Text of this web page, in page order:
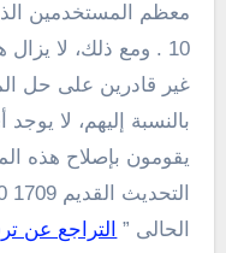
معظم المستخدمين
10 . ومع ذلك، لا
غير قادرين على حل
بالنسبة إليهم، لا
يقومون بإصلاح هذه
الحالى ”